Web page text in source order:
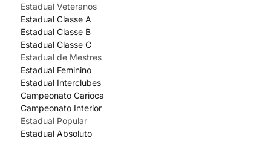
Estadual Veteranos
Estadual Classe A
Estadual Classe B
Estadual Classe C
Estadual de Mestres
Estadual Feminino
Estadual Interclubes
Campeonato Carioca
Campeonato Interior
Estadual Popular
Estadual Absoluto